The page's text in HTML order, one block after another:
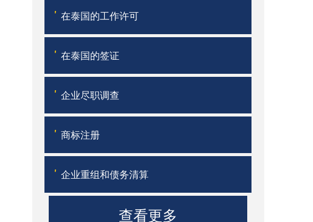
' 在泰国的工作许可
' 在泰国的签证
' 企业尽职调查
' 商标注册
' 企业重组和债务清算
查看更多